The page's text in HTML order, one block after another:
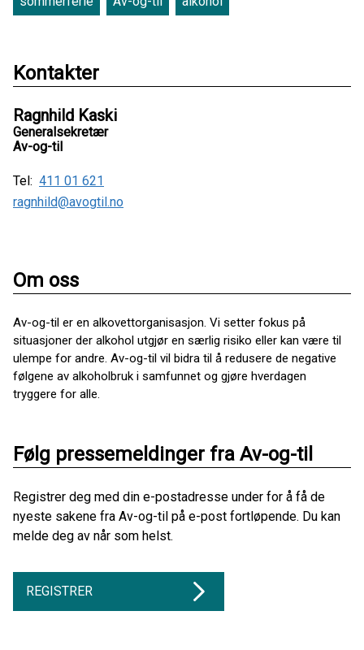
Kontakter
Ragnhild Kaski
Generalsekretær
Av-og-til
Tel: 411 01 621
ragnhild@avogtil.no
Om oss
Av-og-til er en alkovettorganisasjon. Vi setter fokus på
situasjoner der alkohol utgjør en særlig risiko eller kan være til
ulempe for andre. Av-og-til vil bidra til å redusere de negative
følgene av alkoholbruk i samfunnet og gjøre hverdagen
tryggere for alle.
Følg pressemeldinger fra Av-og-til
Registrer deg med din e-postadresse under for å få de
nyeste sakene fra Av-og-til på e-post fortløpende. Du kan
melde deg av når som helst.
REGISTRER